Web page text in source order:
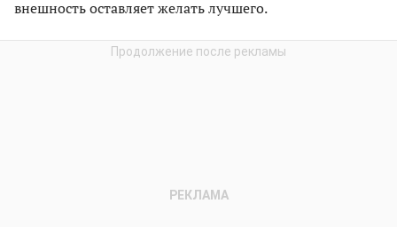
внешность оставляет желать лучшего.